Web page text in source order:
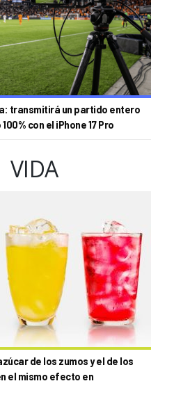
transmitirá un partido entero
con el iPhone 17 Pro
VIDA
de los zumos y el de los
el mismo efecto en